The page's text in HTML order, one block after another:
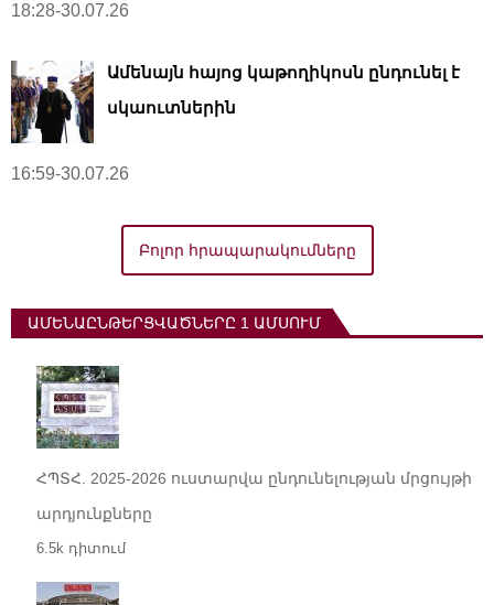
18:28-30.07.26
Ամենայն հայոց կաթողիկոսն ընդունել է
սկաուտներին
16:59-30.07.26
Բոլոր հրապարակումները
ԱՄԵՆԱԸՆԹԵՐՑՎԱԾՆԵՐԸ 1 ԱՄՍՈՒՄ
ՀՊՏՀ. 2025-2026 ուստարվա ընդունելության մրցույթի
արդյունքները
6.5k դիտում